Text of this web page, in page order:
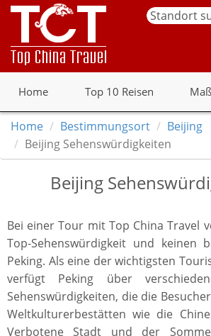
Home Top 10 Reisen
Home Bestimmungsort
Beijing
Beijing Sehenswürdigkeiten
Beijing
Bei einer Tour mit Top China Travel
Top-Sehenswürdigkeit und keinen
Peking. Als eine der wichtigsten
verfügt Peking über
Sehenswürdigkeiten, die die
Weltkulturerbestätten wie die
Verbotene Stadt und der